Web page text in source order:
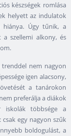
készségek romlása
helyett az indulatok
hiánya. Úgy tűnik, a
a szellemi alkony, és
nem nagyon
igen alacsony,
a tanárokon
preferálja a diákok
iskolák többsége a
egy nagyon szűk
boldogulást, a